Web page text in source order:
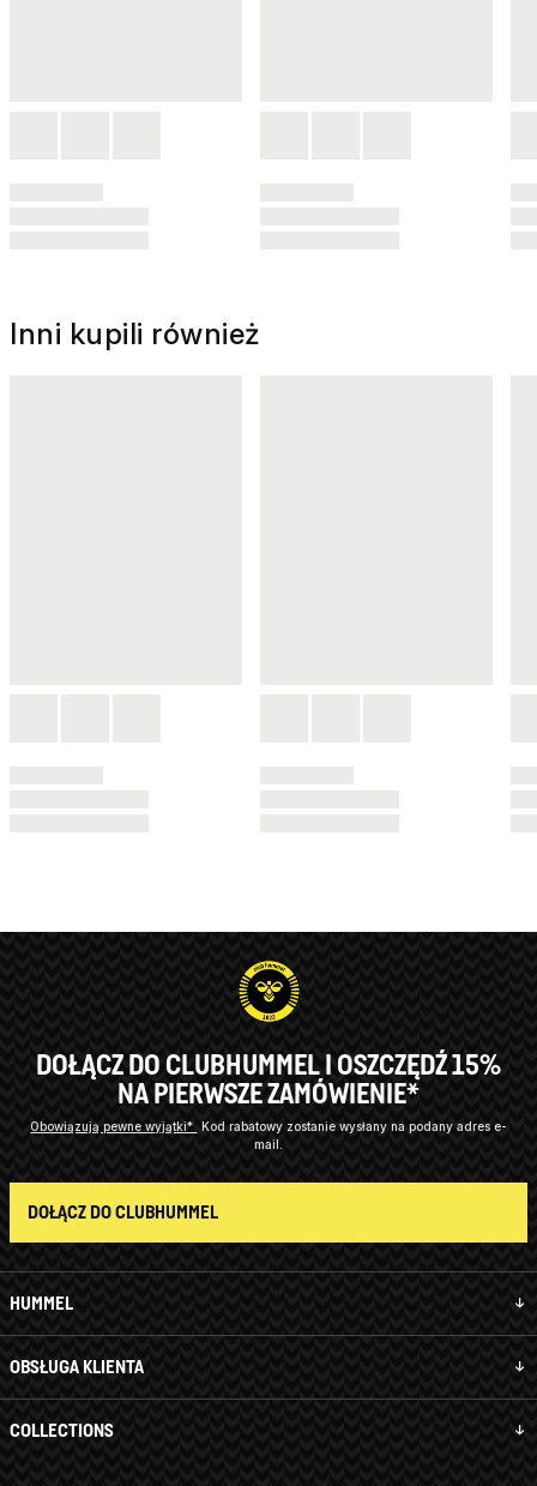
Inni kupili również
HUMMEL
OBSŁUGA KLIENTA
COLLECTIONS
DOŁĄCZ DO CLUBHUMMEL I OSZCZĘDŹ 15%
NA PIERWSZE ZAMÓWIENIE*
Obowiązują pewne wyjątki*
Kod rabatowy zostanie wysłany na podany adres e-
mail.
DOŁĄCZ DO CLUBHUMMEL